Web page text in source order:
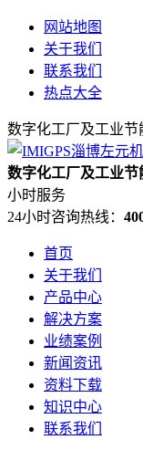
网站地图
关于我们
联系我们
热点大全
数字化工厂及工业节
数字化工厂及工业节
小时服务
24小时咨询热线：
首页
关于我们
产品中心
解决方案
业绩案例
新闻资讯
资料下载
知识中心
联系我们